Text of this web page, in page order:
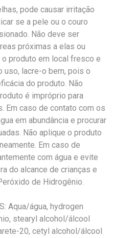
pode causar irritação
se a pele ou o couro
Não deve ser
próximas a elas ou
produto em local fresco e
uso, lacre-o bem, pois o
do produto. Não
é impróprio para
Em caso de contato com os
em abundância e procurar
Não aplique o produto
Em caso de
com água e evite
do alcance de crianças e
de Hidrogênio.
Aqua/água, hydrogen
stearyl alcohol/álcool
20, cetyl alcohol/álcool